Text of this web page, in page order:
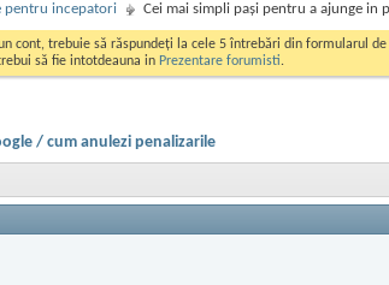
pentru incepatori Cei mai simpli pași pentru a ajunge in
cont, trebuie să răspundeți la cele 5 întrebări din formularul
să fie intotdeauna in Prezentare forumisti.
/ cum anulezi penalizarile